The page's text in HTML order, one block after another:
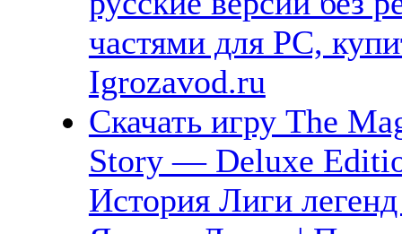
частями для PC,
Igrozavod.ru
Скачать игру The
Story — Deluxe
История Лиги